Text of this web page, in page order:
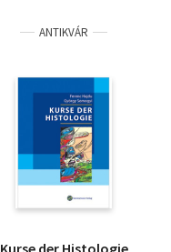
ANTIKVÁR